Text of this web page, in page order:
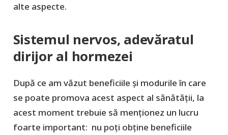
alte aspecte.
Sistemul nervos, adevăratul
dirijor al hormezei
După ce am văzut beneficiile şi modurile în care
se poate promova acest aspect al sănătăţii, la
acest moment trebuie să menţionez un lucru
foarte important: nu poți obține beneficiile